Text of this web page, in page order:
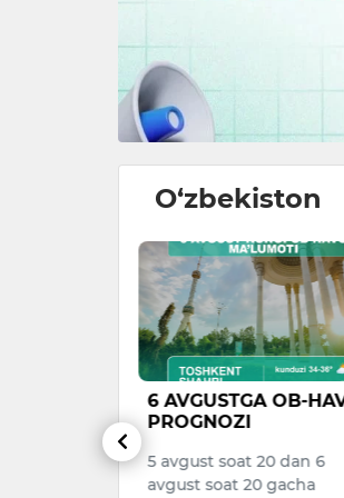
O‘zbekiston
Vazirlar Mahkamasi
huzuridagi Migratsiya
so‘mdan ortiq talon-
torojliklar fosh etildi.